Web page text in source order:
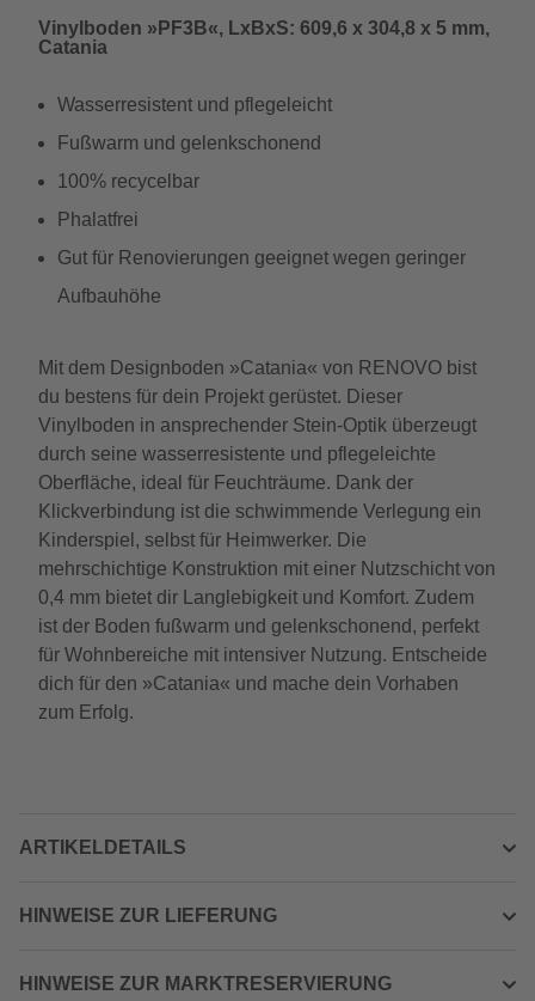
Vinylboden »PF3B«, LxBxS: 609,6 x 304,8 x 5 mm,
Catania
Wasserresistent und pflegeleicht
Fußwarm und gelenkschonend
100% recycelbar
Phalatfrei
Gut für Renovierungen geeignet wegen geringer
Aufbauhöhe
Mit dem Designboden »Catania« von RENOVO bist
du bestens für dein Projekt gerüstet. Dieser
Vinylboden in ansprechender Stein-Optik überzeugt
durch seine wasserresistente und pflegeleichte
Oberfläche, ideal für Feuchträume. Dank der
Klickverbindung ist die schwimmende Verlegung ein
Kinderspiel, selbst für Heimwerker. Die
mehrschichtige Konstruktion mit einer Nutzschicht von
0,4 mm bietet dir Langlebigkeit und Komfort. Zudem
ist der Boden fußwarm und gelenkschonend, perfekt
für Wohnbereiche mit intensiver Nutzung. Entscheide
dich für den »Catania« und mache dein Vorhaben
zum Erfolg.
ARTIKELDETAILS
HINWEISE ZUR LIEFERUNG
HINWEISE ZUR MARKTRESERVIERUNG